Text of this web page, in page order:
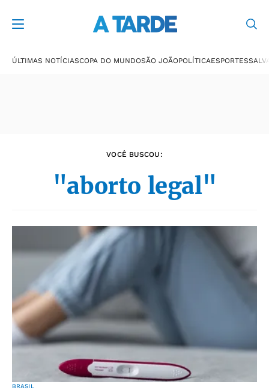
ÚLTIMAS NOTÍCIASCOPA DO MUNDOSÃO JOÃOPOLÍTICAESPORTES
VOCÊ BUSCOU:
"aborto legal"
BRASIL